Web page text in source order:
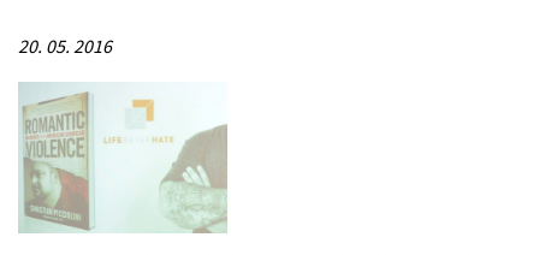
20. 05. 2016